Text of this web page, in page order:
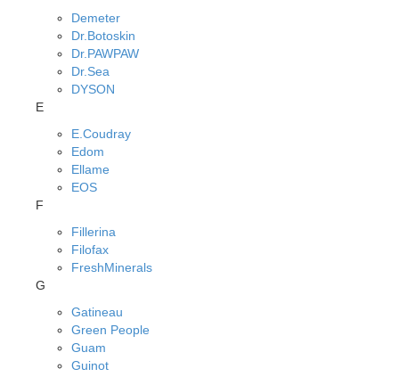
Demeter
Dr.Botoskin
Dr.PAWPAW
Dr.Sea
DYSON
E
E.Coudray
Edom
Ellame
EOS
F
Fillerina
Filofax
FreshMinerals
G
Gatineau
Green People
Guam
Guinot